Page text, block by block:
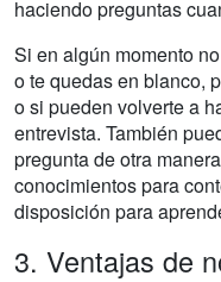
haciendo preguntas
Si en algún momento
o te quedas en blanco,
o si pueden volverte a
entrevista. También
pregunta de otra
conocimientos para
disposición para
3. Ventajas de